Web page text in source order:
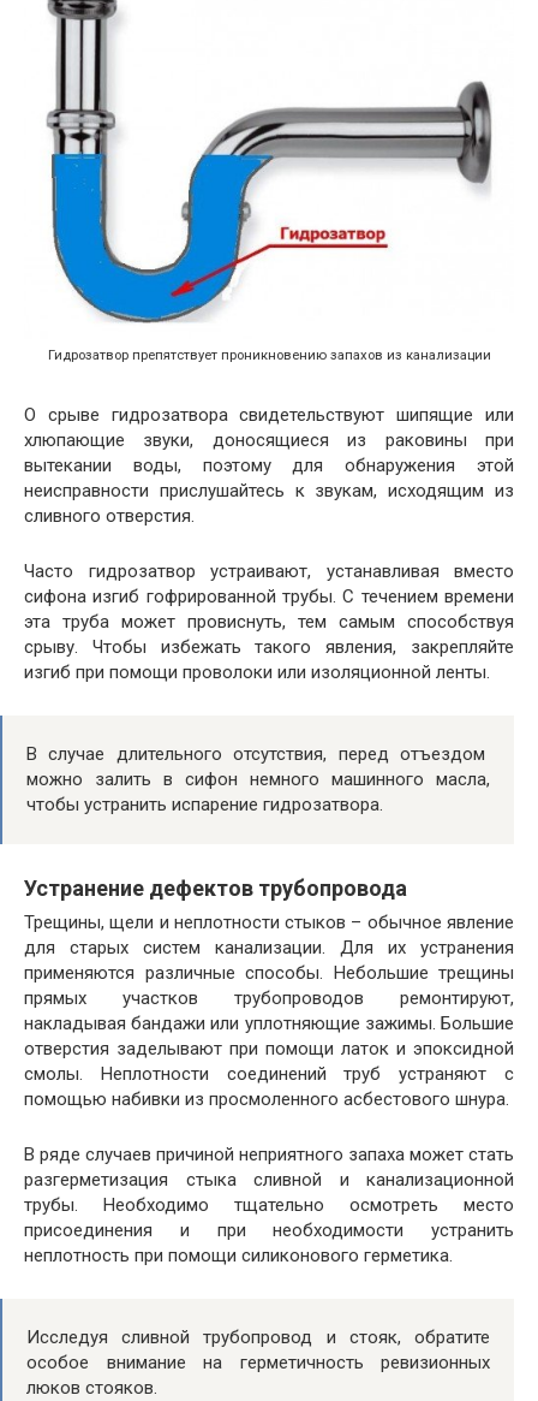
Гидрозатвор препятствует проникновению запахов из канализации
О срыве гидрозатвора свидетельствуют шипящие или
хлюпающие звуки, доносящиеся из раковины при
вытекании воды, поэтому для обнаружения этой
неисправности прислушайтесь к звукам, исходящим из
сливного отверстия.
Часто гидрозатвор устраивают, устанавливая вместо
сифона изгиб гофрированной трубы. С течением времени
эта труба может провиснуть, тем самым способствуя
срыву. Чтобы избежать такого явления, закрепляйте
изгиб при помощи проволоки или изоляционной ленты.
В случае длительного отсутствия, перед отъездом
можно залить в сифон немного машинного масла,
чтобы устранить испарение гидрозатвора.
Устранение дефектов трубопровода
Трещины, щели и неплотности стыков – обычное явление
для старых систем канализации. Для их устранения
применяются различные способы. Небольшие трещины
прямых участков трубопроводов ремонтируют,
накладывая бандажи или уплотняющие зажимы. Большие
отверстия заделывают при помощи латок и эпоксидной
смолы. Неплотности соединений труб устраняют с
помощью набивки из просмоленного асбестового шнура.
В ряде случаев причиной неприятного запаха может стать
разгерметизация стыка сливной и канализационной
трубы. Необходимо тщательно осмотреть место
присоединения и при необходимости устранить
неплотность при помощи силиконового герметика.
Исследуя сливной трубопровод и стояк, обратите
особое внимание на герметичность ревизионных
люков стояков.